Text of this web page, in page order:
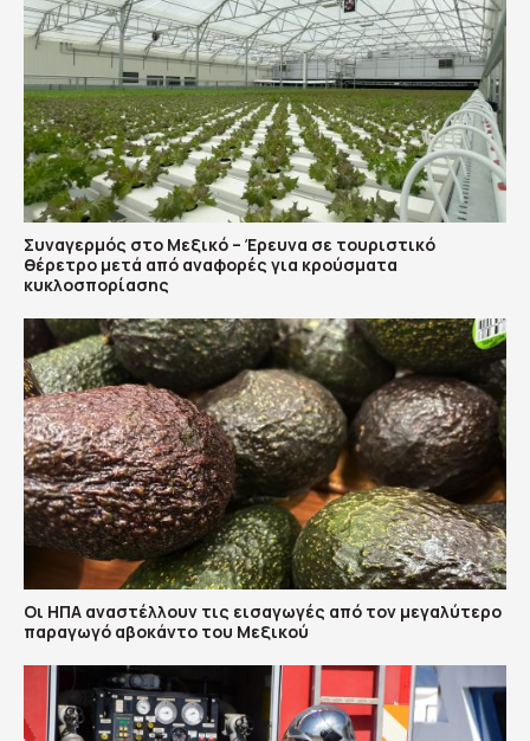
Συναγερμός στο Μεξικό – Έρευνα σε τουριστικό
θέρετρο μετά από αναφορές για κρούσματα
κυκλοσπορίασης
Οι ΗΠΑ αναστέλλουν τις εισαγωγές από τον μεγαλύτερο
παραγωγό αβοκάντο του Μεξικού